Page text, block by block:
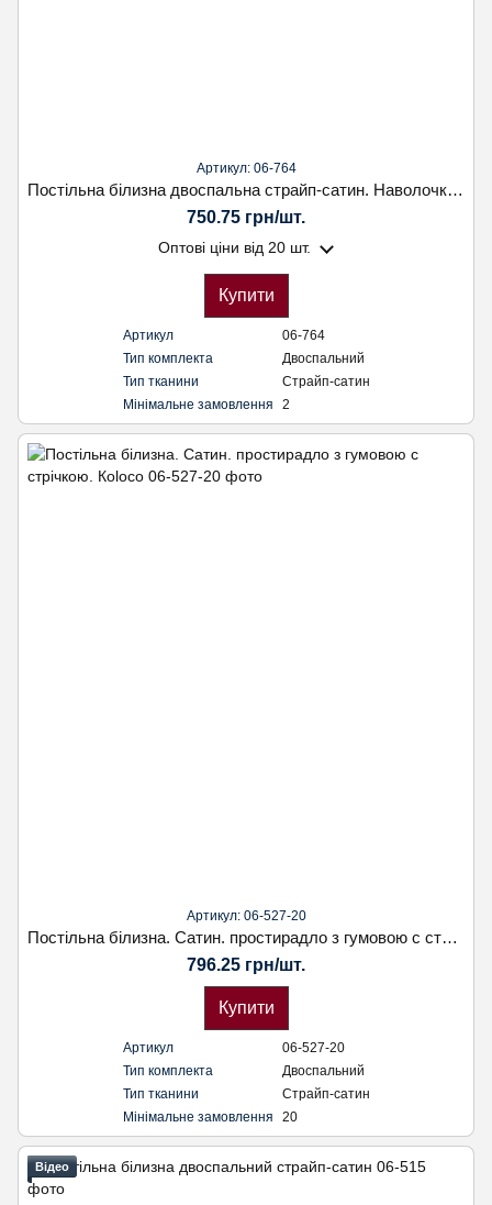
Артикул: 06-764
Постільна білизна двоспальна страйп-сатин. Наволочка 70х70. Koloco
750.75 грн/шт.
Оптові ціни від 20 шт.
Купити
Артикул
06-764
Тип комплекта
Двоспальний
Тип тканини
Страйп-сатин
Мінімальне замовлення
2
Артикул: 06-527-20
Постільна білизна. Сатин. простирадло з гумовою с стрічкою. Кoloco
796.25 грн/шт.
Купити
Артикул
06-527-20
Тип комплекта
Двоспальний
Тип тканини
Страйп-сатин
Мінімальне замовлення
20
Відео